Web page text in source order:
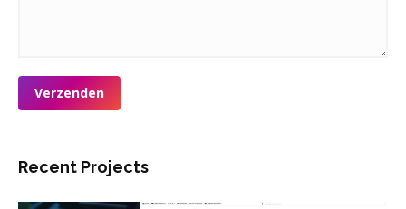
Verzenden
Recent Projects